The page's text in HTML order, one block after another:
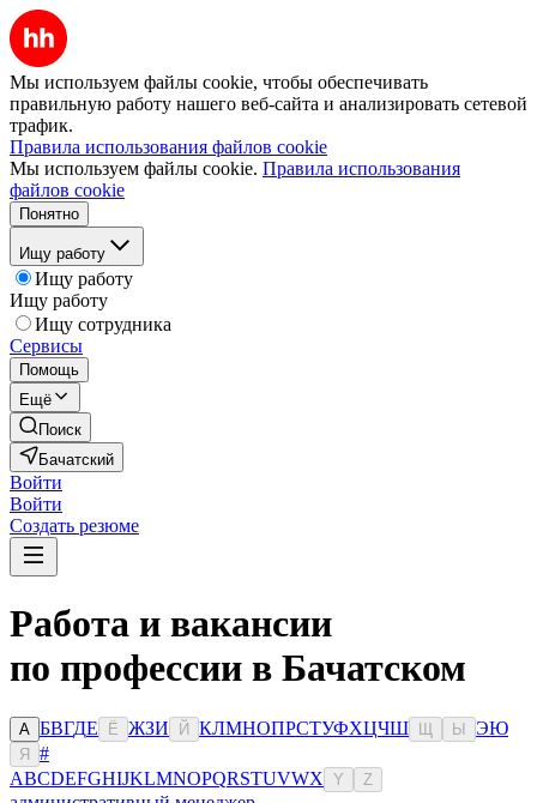
Мы используем файлы cookie, чтобы обеспечивать
правильную работу нашего веб-сайта и анализировать сетевой
трафик.
Правила использования файлов cookie
Мы используем файлы cookie. Правила использования
файлов cookie
Понятно
Ищу работу
Ищу работу
Ищу работу
Ищу сотрудника
Сервисы
Помощь
Ещё
Поиск
Бачатский
Войти
Войти
Создать резюме
Работа и вакансии
по профессии в Бачатском
А БВГДЕ Ё ЖЗИ Й КЛМНОПРСТУФХЦЧШ Ы ЭЮ
Я
#
ABCDEFGHIJKLMNOPQRSTUVWX Y Z